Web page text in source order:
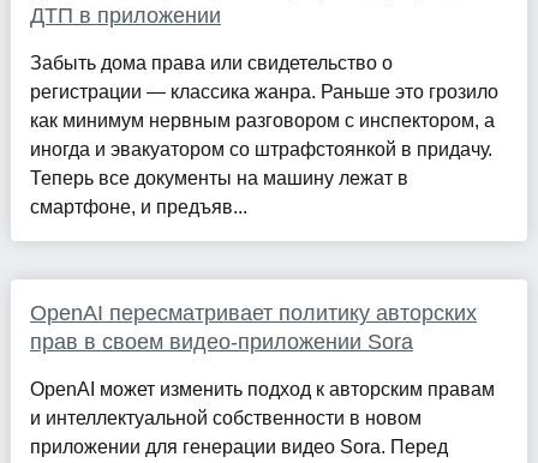
ДТП в приложении
Забыть дома права или свидетельство о
регистрации — классика жанра. Раньше это грозило
как минимум нервным разговором с инспектором, а
иногда и эвакуатором со штрафстоянкой в придачу.
Теперь все документы на машину лежат в
смартфоне, и предъяв...
OpenAI пересматривает политику авторских
прав в своем видео-приложении Sora
OpenAI может изменить подход к авторским правам
и интеллектуальной собственности в новом
приложении для генерации видео Sora. Перед